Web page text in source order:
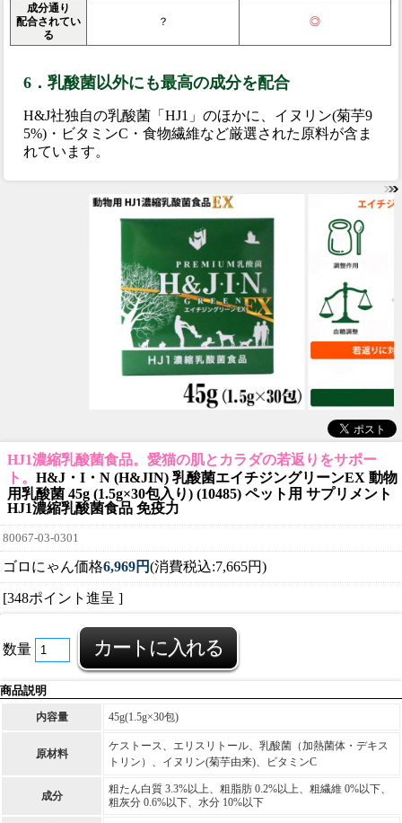
成分通り
配合されてい
る
？ ◎
6．乳酸菌以外にも最高の成分を配合
H&J社独自の乳酸菌「HJ1」のほかに、イヌリン(菊芋9
5%)・ビタミンC・食物繊維など厳選された原料が含ま
れています。
HJ1濃縮乳酸菌食品。愛猫の肌とカラダの若返りをサポー
ト。 H&J・I・N (H&JIN) 乳酸菌エイチジングリーンEX 動物
用乳酸菌 45g (1.5g×30包入り) (10485) ペット用 サプリメント
HJ1濃縮乳酸菌食品 免疫力
80067-03-0301
ゴロにゃん価格6,969円(消費税込:7,665円)
[348ポイント進呈 ]
数量
商品説明
内容量 45g(1.5g×30包)
原材料
ケストース、エリスリトール、乳酸菌（加熱菌体・デキス
トリン）、イヌリン(菊芋由来)、ビタミンC
成分
粗たん白質 3.3%以上、粗脂肪 0.2%以上、粗繊維 0%以下、
粗灰分 0.6%以下、水分 10%以下